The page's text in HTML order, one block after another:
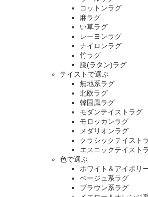
コットンラグ
麻ラグ
い草ラグ
レーヨンラグ
ナイロンラグ
竹ラグ
籐(ラタン)ラグ
テイストで選ぶ
無地系ラグ
北欧ラグ
韓国風ラグ
モダンテイストラグ
モロッカンラグ
メダリオンラグ
クラシックテイスト
エスニックテイスト
色で選ぶ
ホワイト＆アイボリ
ベージュ系ラグ
ブラウン系ラグ